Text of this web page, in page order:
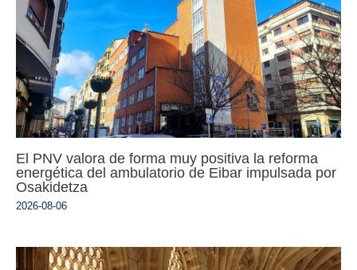
El PNV valora de forma muy positiva la reforma
energética del ambulatorio de Eibar impulsada por
Osakidetza
2026-08-06